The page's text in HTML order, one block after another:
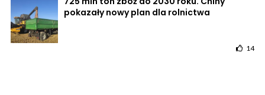
pokazały nowy plan dla rolnictwa
14